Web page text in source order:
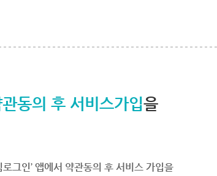
관동의 후 서비스가입을
로그인’ 앱에서 약관동의 후 서비스 가입을